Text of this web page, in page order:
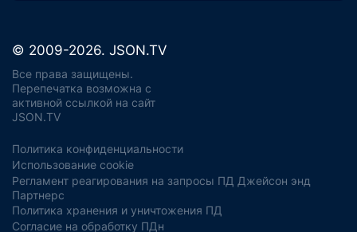
© 2009-2026. JSON.TV
Все права защищены.
Перепечатка возможна с
активной ссылкой на сайт
JSON.TV
Политика конфиденциальности
Использование cookie
Регламент реагирования на запросы ПД Джейсон энд
Партнерс
Политика хранения и уничтожения ПД
Согласие на обработку ПДн